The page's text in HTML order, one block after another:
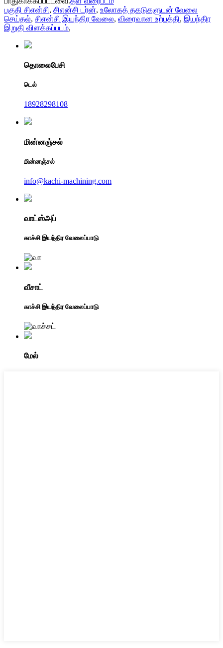
பகுதி சிஎன்சி, சிஎன்சி டர்ன், உலோகத் தகடுகளுடன் வேலை
செய்தல், சிஎன்சி இயந்திர வேலை, விரைவான உற்பத்தி, இயந்திர
இறுதி விளக்கப்படம்,
தொலைபேசி
டெல்
18928298108
மின்னஞ்சல்
மின்னஞ்சல்
info@kachi-machining.com
வாட்ஸ்அப்
காச்சி இயந்திர வேலைப்பாடு
வீசாட்
காச்சி இயந்திர வேலைப்பாடு
மேல்